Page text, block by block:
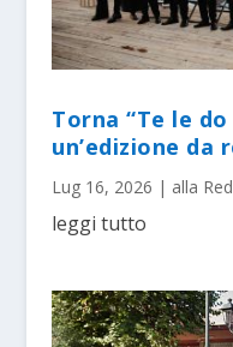
Torna “Te le
un’edizione da
Lug 16, 2026 | alla
leggi tutto